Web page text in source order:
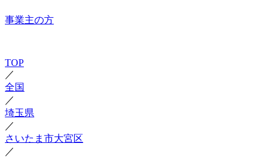
事業主の方
TOP
／
全国
／
埼玉県
／
さいたま市大宮区
／